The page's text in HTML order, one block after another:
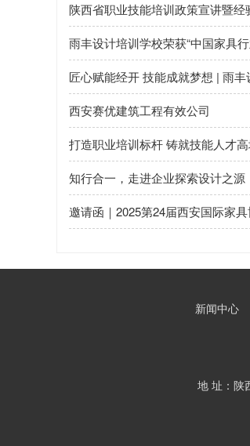
陕西省职业技能培训政策宣讲暨
雨丰设计培训学校荣获“中国家具
匠心赋能经开 技能成就梦想 | 雨
西安赛优建筑工程有效公司
打造职业培训标杆 铸就技能人才
知行合一，走进企业探索设计之源
邀请函｜2025第24届西安国际家
新闻中心
地 址：陕